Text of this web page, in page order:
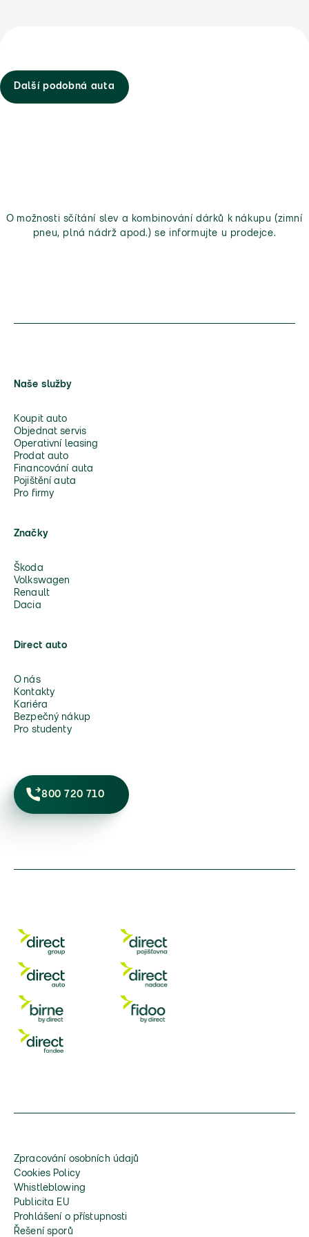
Další podobná auta
O možnosti sčítání slev a kombinování dárků k nákupu (zimní
pneu, plná nádrž apod.) se informujte u prodejce.
Naše služby
Koupit auto
Objednat servis
Operativní leasing
Prodat auto
Financování auta
Pojištění auta
Pro firmy
Značky
Škoda
Volkswagen
Renault
Dacia
Direct auto
O nás
Kontakty
Kariéra
Bezpečný nákup
Pro studenty
800 720 710
Zpracování osobních údajů
Cookies Policy
Whistleblowing
Publicita EU
Prohlášení o přístupnosti
Řešení sporů